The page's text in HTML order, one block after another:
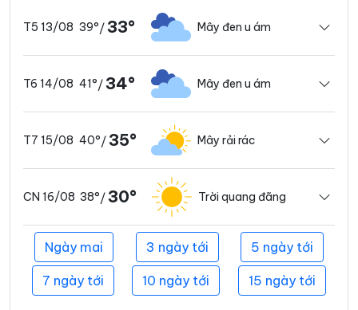
T5 13/08 39°/ 33° Mây đen u ám
T6 14/08 41°/ 34° Mây đen u ám
T7 15/08 40°/ 35° Mây rải rác
CN 16/08 38°/ 30° Trời quang đãng
Ngày mai 3 ngày tới 5 ngày tới
7 ngày tới 10 ngày tới 15 ngày tới